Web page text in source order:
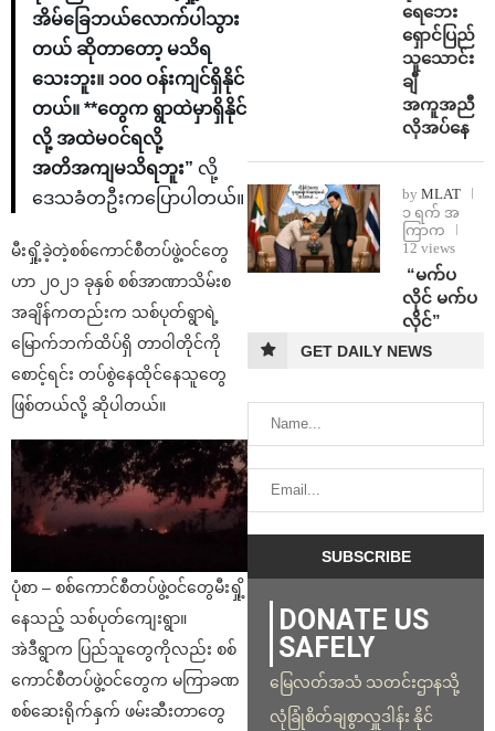
အိမ်ခြေဘယ်လောက်ပါသွား
တယ် ဆိုတာတော့ မသိရ
သေးဘူး။ ၁၀၀ ဝန်းကျင်ရှိနိုင်
တယ်။ **တွေက ရွာထဲမှာရှိနိုင်
လို့ အထဲမဝင်ရလို့
အတိအကျမသိရဘူး” လို့
ဒေသခံတဦးကပြောပါတယ်။
မီးရှို့ခဲ့တဲ့စစ်ကောင်စီတပ်ဖွဲ့ဝင်တွေ
ဟာ ၂၀၂၁ ခုနှစ် စစ်အာဏာသိမ်းစ
အချိန်ကတည်းက သစ်ပုတ်ရွာရဲ့
မြောက်ဘက်ထိပ်ရှိ တာဝါတိုင်ကို
စောင့်ရင်း တပ်စွဲနေထိုင်နေသူတွေ
ဖြစ်တယ်လို့ ဆိုပါတယ်။
ပုံစာ – စစ်ကောင်စီတပ်ဖွဲ့ဝင်တွေမီးရှို့
နေသည့် သစ်ပုတ်ကျေးရွာ။
အဲဒီရွာက ပြည်သူတွေကိုလည်း စစ်
ကောင်စီတပ်ဖွဲ့ဝင်တွေက မကြာခဏ
စစ်ဆေးရိုက်နှက် ဖမ်းဆီးတာတွေ
ရေဘေး
ရှောင်ပြည်
သူသောင်း
ချီ
အကူအညီ
လိုအပ်နေ
by MLAT
၁ ရက် အ
ကြာက
12 views
⁨ ⁨“မက်ပ
လိုင် မက်ပ
လိုင်”
GET DAILY NEWS
DONATE US
SAFELY
မြေလတ်အသံ သတင်းဌာနသို့
လုံခြုံစိတ်ချစွာလှူဒါန်း နိုင်